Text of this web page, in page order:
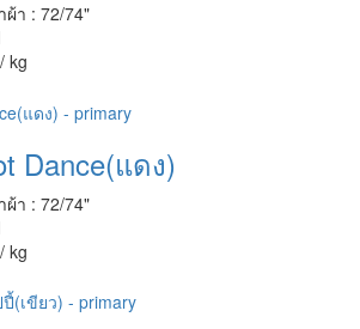
ผ้า : 72/74"
kg
Dance(แดง)
ผ้า : 72/74"
kg